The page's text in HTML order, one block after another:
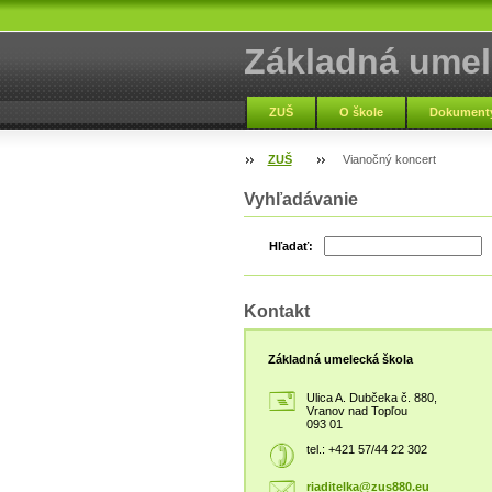
Základná
Vranov nad
ZUŠ O škole
ZUŠ Vianočný koncert
Vyhľadávanie
Hľadať:
Kontakt
Základná umelecká škola
Ulica A. Dubčeka č. 880,
Vranov nad Topľou
093 01
tel.: +421 57/44 22 302
riaditelka@zus880.eu